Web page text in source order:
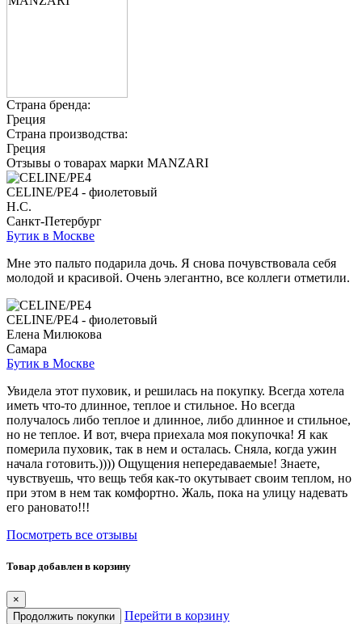
Страна бренда:
Греция
Страна производства:
Греция
Отзывы о товарах марки MANZARI
CELINE/PE4 - фиолетовый
Н.С.
Санкт-Петербург
Бутик в Москве
Мне это пальто подарила дочь. Я снова почувствовала себя
молодой и красивой. Очень элегантно, все коллеги отметили.
CELINE/PE4 - фиолетовый
Елена Милюкова
Самара
Бутик в Москве
Увидела этот пуховик, и решилась на покупку. Всегда хотела
иметь что-то длинное, теплое и стильное. Но всегда
получалось либо теплое и длинное, либо длинное и стильное,
но не теплое. И вот, вчера приехала моя покупочка! Я как
померила пуховик, так в нем и осталась. Сняла, когда ужин
начала готовить.)))) Ощущения непередаваемые! Знаете,
чувствуешь, что вещь тебя как-то окутывает своим теплом, но
при этом в нем так комфортно. Жаль, пока на улицу надевать
его рановато!!!
Посмотреть все отзывы
Товар добавлен в корзину
×
Продолжить покупки
Перейти в корзину